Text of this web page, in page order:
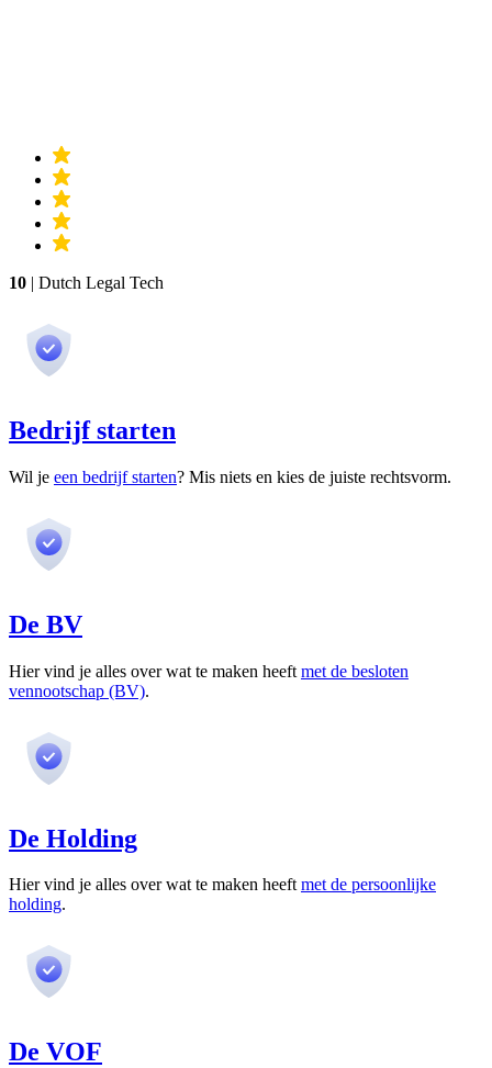
10 | Dutch Legal Tech
Bedrijf starten
Wil je een bedrijf starten? Mis niets en kies de juiste rechtsvorm.
De BV
Hier vind je alles over wat te maken heeft met de besloten
vennootschap (BV).
De Holding
Hier vind je alles over wat te maken heeftmet de persoonlijke
holding.
De VOF